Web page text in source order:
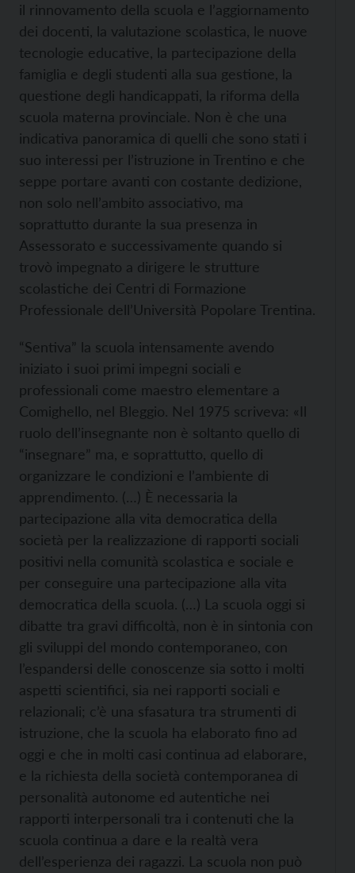
il rinnovamento della scuola e l’aggiornamento
dei docenti, la valutazione scolastica, le nuove
tecnologie educative, la partecipazione della
famiglia e degli studenti alla sua gestione, la
questione degli handicappati, la riforma della
scuola materna provinciale. Non è che una
indicativa panoramica di quelli che sono stati i
suo interessi per l’istruzione in Trentino e che
seppe portare avanti con costante dedizione,
non solo nell’ambito associativo, ma
soprattutto durante la sua presenza in
Assessorato e successivamente quando si
trovò impegnato a dirigere le strutture
scolastiche dei Centri di Formazione
Professionale dell’Università Popolare Trentina.
“Sentiva” la scuola intensamente avendo
iniziato i suoi primi impegni sociali e
professionali come maestro elementare a
Comighello, nel Bleggio. Nel 1975 scriveva: «Il
ruolo dell’insegnante non è soltanto quello di
“insegnare” ma, e soprattutto, quello di
organizzare le condizioni e l’ambiente di
apprendimento. (…) È necessaria la
partecipazione alla vita democratica della
società per la realizzazione di rapporti sociali
positivi nella comunità scolastica e sociale e
per conseguire una partecipazione alla vita
democratica della scuola. (…) La scuola oggi si
dibatte tra gravi difficoltà, non è in sintonia con
gli sviluppi del mondo contemporaneo, con
l’espandersi delle conoscenze sia sotto i molti
aspetti scientifici, sia nei rapporti sociali e
relazionali; c’è una sfasatura tra strumenti di
istruzione, che la scuola ha elaborato fino ad
oggi e che in molti casi continua ad elaborare,
e la richiesta della società contemporanea di
personalità autonome ed autentiche nei
rapporti interpersonali tra i contenuti che la
scuola continua a dare e la realtà vera
dell’esperienza dei ragazzi. La scuola non può